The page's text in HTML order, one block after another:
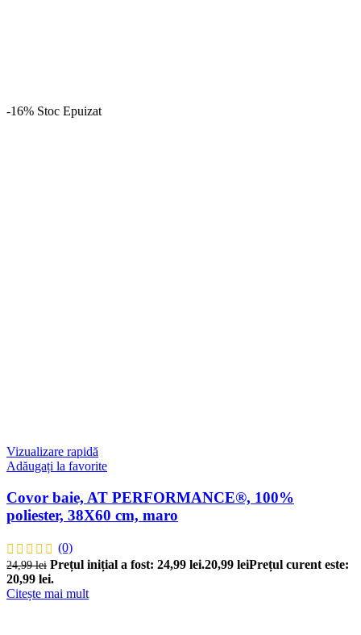
-16% Stoc Epuizat
Vizualizare rapidă
Adăugați la favorite
Covor baie, AT PERFORMANCE®, 100%
poliester, 38X60 cm, maro
(0)
24,99lei Prețul inițial a fost: 24,99 lei.20,99 leiPrețul curent este:
20,99 lei.
Citește mai mult